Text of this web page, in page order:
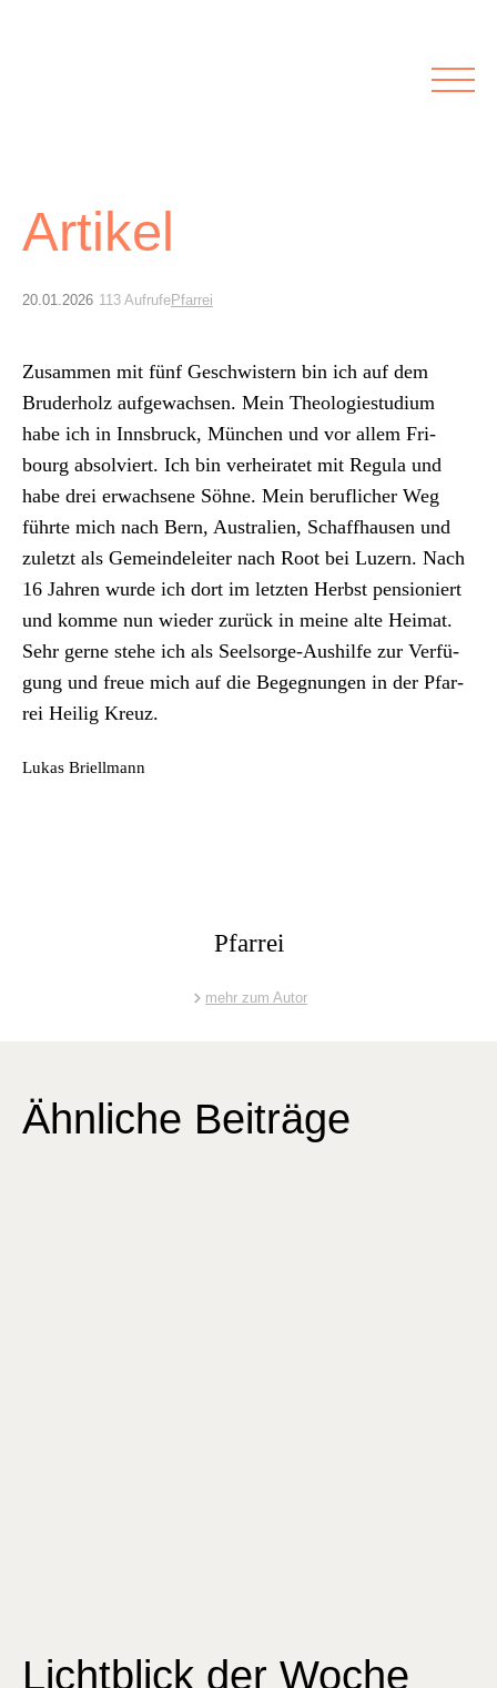
Vermischtes
Inserate &
Stellenbörse
Beilagen und Inserate Stellenbörse
Archiv
Über uns
ePaper
aktuelle Ausgabe
Suchen
Artikel
20.01.2026 113 AufrufePfarrei
Zusam­men mit fünf Geschwis­tern bin ich auf dem
Bruder­holz aufgewach­sen. Mein The­olo­gi­es­tudi­um
habe ich in Inns­bruck, München und vor allem Fri­
bourg absolviert. Ich bin ver­heiratet mit Reg­u­la und
habe drei erwach­sene Söhne. Mein beru­flich­er Weg
führte mich nach Bern, Aus­tralien, Schaffhausen und
zulet­zt als Gemein­deleit­er nach Root bei Luzern. Nach
16 Jahren wurde ich dort im let­zten Herb­st pen­sion­iert
und komme nun wieder zurück in meine alte Heimat.
Sehr gerne ste­he ich als Seel­sorge-Aushil­fe zur Ver­fü­
gung und freue mich auf die Begeg­nun­gen in der Pfar­
rei Heilig Kreuz.
Lukas Briell­mann
Pfarrei
mehr zum Autor
Ähnliche Beiträge
Lichtblick der Woche